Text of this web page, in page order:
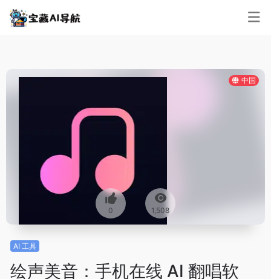
中国
0 1,508
AI 工具
绘声美音：手机在线 AI 翻唱软